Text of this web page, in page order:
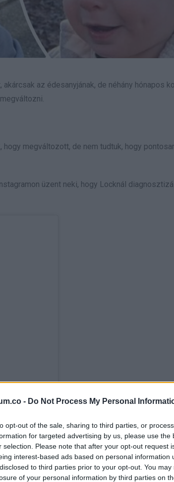
- Do Not Process My Personal
opt-out of the sale, sharing to third parties, or
for targeted advertising by us, please use the
selection. Please note that after your opt-out request
interest-based ads based on personal information
to third parties prior to your opt-out. You
of your personal information by third parties on
az édesanyjának, de néhány hónapos
megváltozott, de nem tudtuk, hogy
üzent neki, hogy Locknál